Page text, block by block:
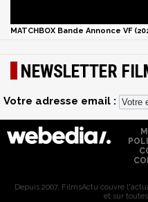
MATCHBOX Bande Annonce VF
NEWSLETTER
Votre adresse email :
Depuis 2007, FilmsActu couvre
et sur